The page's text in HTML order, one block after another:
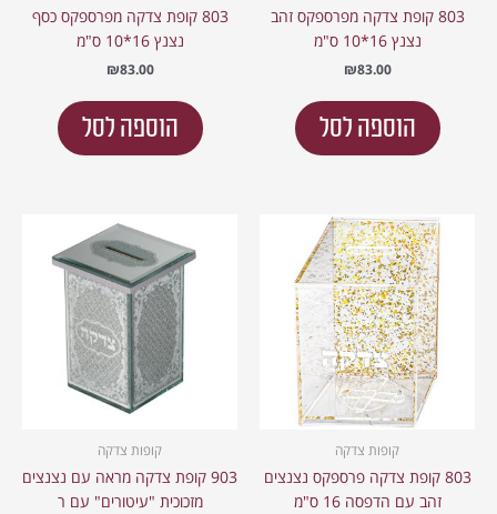
803 קופת צדקה מפרספקס זהב
נצנץ 16*10 ס"מ
₪83.00
הוספה לסל
803 קופת צדקה מפרספקס כסף
נצנץ 16*10 ס"מ
₪83.00
הוספה לסל
קופות צדקה
803 קופת צדקה פרספקס נצנצים
זהב עם הדפסה 16 ס"מ
קופות צדקה
903 קופת צדקה מראה עם נצנצים
מזכוכית "עיטורים" עם ר